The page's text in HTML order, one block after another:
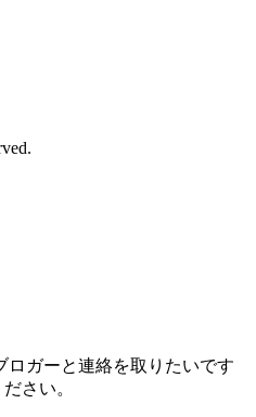
ロガーと連絡を取りたいです
さい。